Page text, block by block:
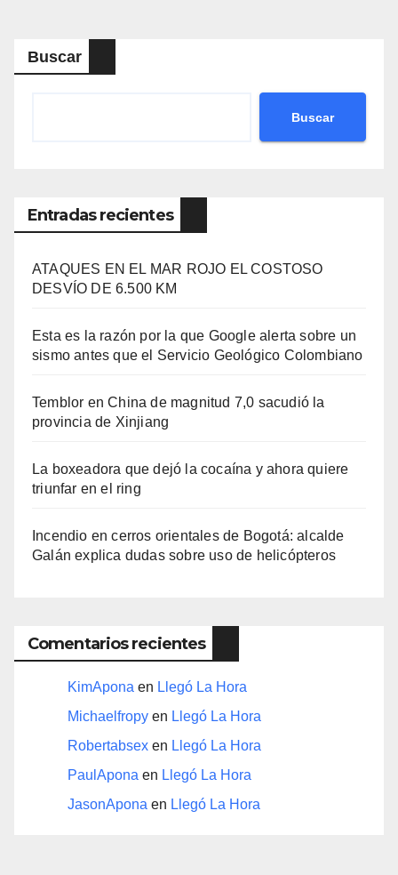
Buscar
Buscar
Entradas recientes
ATAQUES EN EL MAR ROJO EL COSTOSO
DESVÍO DE 6.500 KM
Esta es la razón por la que Google alerta sobre un
sismo antes que el Servicio Geológico Colombiano
Temblor en China de magnitud 7,0 sacudió la
provincia de Xinjiang
La boxeadora que dejó la cocaína y ahora quiere
triunfar en el ring​
Incendio en cerros orientales de Bogotá: alcalde
Galán explica dudas sobre uso de helicópteros
Comentarios recientes
KimApona en Llegó La Hora
Michaelfropy en Llegó La Hora
Robertabsex en Llegó La Hora
PaulApona en Llegó La Hora
JasonApona en Llegó La Hora